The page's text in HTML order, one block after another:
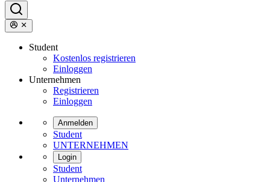
Student
Kostenlos registrieren
Einloggen
Unternehmen
Registrieren
Einloggen
Anmelden
Student
UNTERNEHMEN
Login
Student
Unternehmen